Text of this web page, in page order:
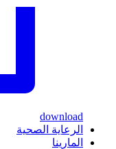
download
الرعاية الصحية
المارينا